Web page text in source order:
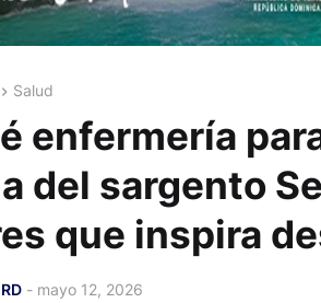
Salud
enfermería
del sargento
que inspira
- mayo 12, 2026